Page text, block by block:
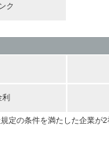
ク
定の条件を満たした企業が2